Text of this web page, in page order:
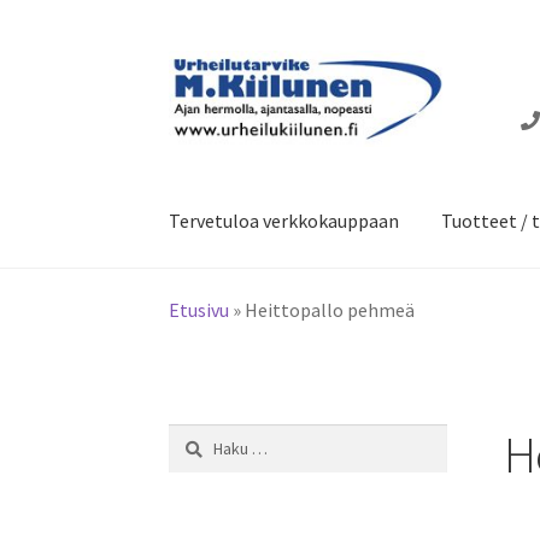
Siirry
navigointiin
Siirry
sisältöön
Tervetuloa verkkokauppaan Tuotteet /
Etusivu » Heittopallo pehmeä
Haku: